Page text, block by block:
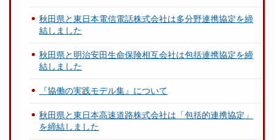
秋田県と東日本電信電話株式会社は多分野連携協定を締
結しました
秋田県と明治安田生命保険相互会社は包括連携協定を締
結しました
『協働の実践モデル集』について
秋田県と東日本高速道路株式会社は「包括的連携協定」
を締結しました